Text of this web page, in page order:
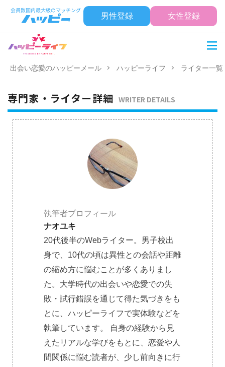
男性登録 女性登録
出会い恋愛のハッピーメール ハッピーライフ ライター一覧
専門家・ライター詳細 WRITER DETAILS
執筆者プロフィール
ナオユキ
20代後半のWebライター。男子校出
身で、10代の頃は異性との会話や距離
の縮め方に悩むことが多くありまし
た。大学時代の出会いや恋愛での失
敗・試行錯誤を通じて得た気づきをも
とに、ハッピーライフで実体験などを
執筆しています。 自身の経験から見
えたリアルな学びをもとに、恋愛や人
間関係に悩む読者が、少し前向きに行